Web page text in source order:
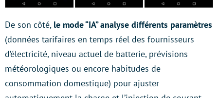
De son côté, le mode “IA” analyse différents paramètres
(données tarifaires en temps réel des fournisseurs
d’électricité, niveau actuel de batterie, prévisions
météorologiques ou encore habitudes de
consommation domestique) pour ajuster